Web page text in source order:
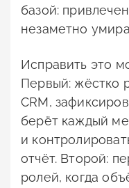
базой:
незаметно
Исправить это
Первый: жёстко
CRM,
берёт каждый
и
отчёт. Второй:
ролей, когда